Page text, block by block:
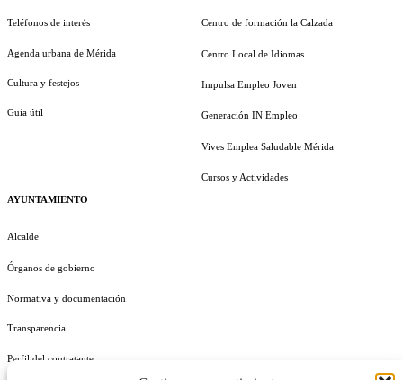
Teléfonos de interés
Agenda urbana de Mérida
Cultura y festejos
Guía útil
AYUNTAMIENTO
Alcalde
Órganos de gobierno
Normativa y documentación
Transparencia
Perfil del contratante
Centro de formación la Calzada
Centro Local de Idiomas
Impulsa Empleo Joven
Generación IN Empleo
Vives Emplea Saludable Mérida
Cursos y Actividades